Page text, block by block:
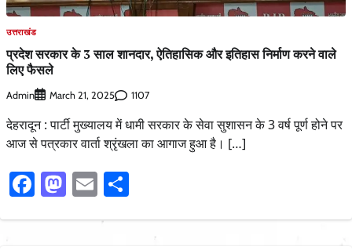
उत्तराखंड
प्रदेश सरकार के 3 साल शानदार, ऐतिहासिक और इतिहास निर्माण करने वाले
लिए फैसले
Admin March 21, 2025 1107
देहरादून : पार्टी मुख्यालय में धामी सरकार के सेवा सुशासन के 3 वर्ष पूर्ण होने पर
आज से पत्रकार वार्ता श्रृंखला का आगाज हुआ है। […]
Facebook
Mastodon
Email